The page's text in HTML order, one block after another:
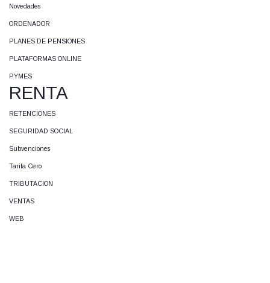
Novedades
ORDENADOR
PLANES DE PENSIONES
PLATAFORMAS ONLINE
PYMES
RENTA
RETENCIONES
SEGURIDAD SOCIAL
Subvenciones
Tarifa Cero
TRIBUTACION
VENTAS
WEB